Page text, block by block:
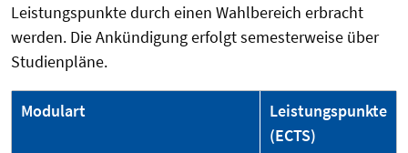
Leistungspunkte durch einen Wahlbereich erbracht
werden. Die Ankündigung erfolgt semesterweise über
Studienpläne.
Modulart
Leistungspunkte
(ECTS)